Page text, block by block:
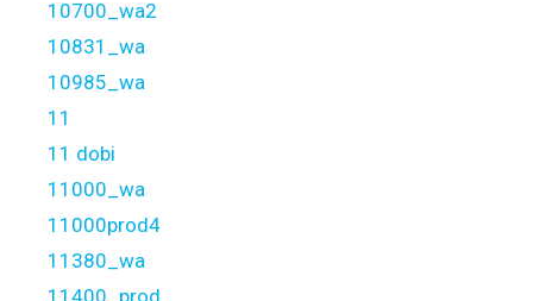
10700_wa2
10831_wa
10985_wa
11
11 dobi
11000_wa
11000prod4
11380_wa
11400_prod